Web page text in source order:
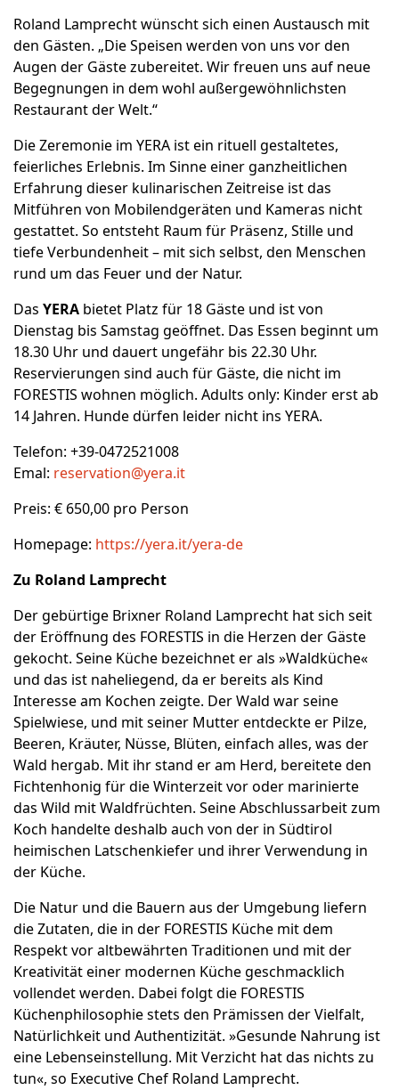
Roland Lamprecht wünscht sich einen Austausch mit
den Gästen. „Die Speisen werden von uns vor den
Augen der Gäste zubereitet. Wir freuen uns auf neue
Begegnungen in dem wohl außergewöhnlichsten
Restaurant der Welt.“
Die Zeremonie im YERA ist ein rituell gestaltetes,
feierliches Erlebnis. Im Sinne einer ganzheitlichen
Erfahrung dieser kulinarischen Zeitreise ist das
Mitführen von Mobilendgeräten und Kameras nicht
gestattet. So entsteht Raum für Präsenz, Stille und
tiefe Verbundenheit – mit sich selbst, den Menschen
rund um das Feuer und der Natur.
Das YERA bietet Platz für 18 Gäste und ist von
Dienstag bis Samstag geöffnet. Das Essen beginnt um
18.30 Uhr und dauert ungefähr bis 22.30 Uhr.
Reservierungen sind auch für Gäste, die nicht im
FORESTIS wohnen möglich. Adults only: Kinder erst ab
14 Jahren. Hunde dürfen leider nicht ins YERA.
Telefon: +39-0472521008
Emal: reservation@yera.it
Preis: € 650,00 pro Person
Homepage: https://yera.it/yera-de
Zu Roland Lamprecht
Der gebürtige Brixner Roland Lamprecht hat sich seit
der Eröffnung des FORESTIS in die Herzen der Gäste
gekocht. Seine Küche bezeichnet er als »Waldküche«
und das ist naheliegend, da er bereits als Kind
Interesse am Kochen zeigte. Der Wald war seine
Spielwiese, und mit seiner Mutter entdeckte er Pilze,
Beeren, Kräuter, Nüsse, Blüten, einfach alles, was der
Wald hergab. Mit ihr stand er am Herd, bereitete den
Fichtenhonig für die Winterzeit vor oder marinierte
das Wild mit Waldfrüchten. Seine Abschlussarbeit zum
Koch handelte deshalb auch von der in Südtirol
heimischen Latschenkiefer und ihrer Verwendung in
der Küche.
Die Natur und die Bauern aus der Umgebung liefern
die Zutaten, die in der FORESTIS Küche mit dem
Respekt vor altbewährten Traditionen und mit der
Kreativität einer modernen Küche geschmacklich
vollendet werden. Dabei folgt die FORESTIS
Küchenphilosophie stets den Prämissen der Vielfalt,
Natürlichkeit und Authentizität. »Gesunde Nahrung ist
eine Lebenseinstellung. Mit Verzicht hat das nichts zu
tun«, so Executive Chef Roland Lamprecht.